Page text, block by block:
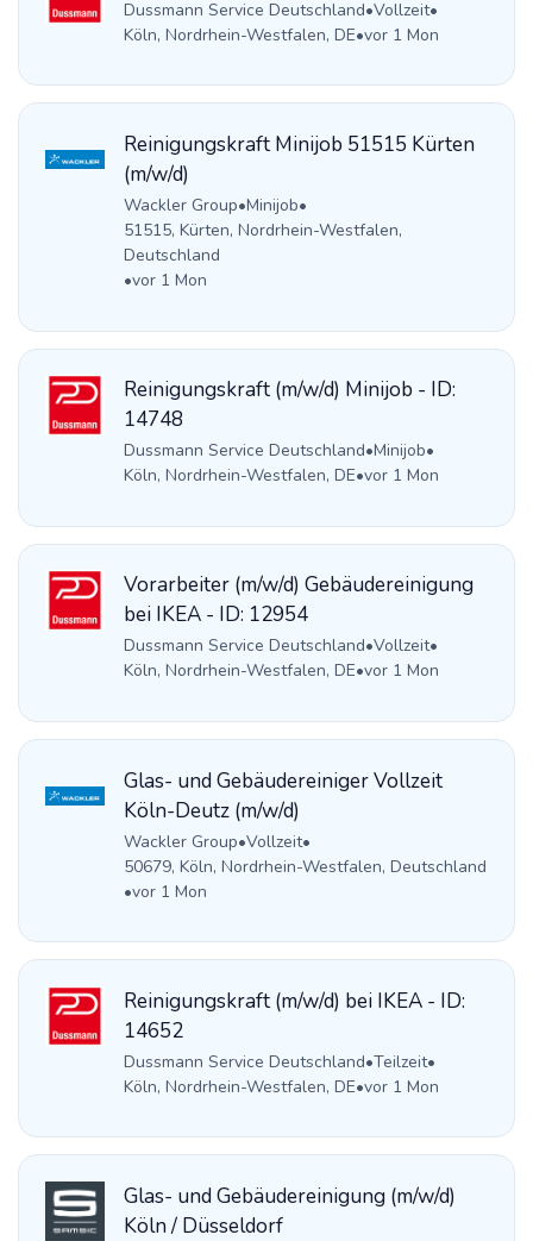
Dussmann Service Deutschland•Vollzeit•
Köln, Nordrhein-Westfalen, DE•vor 1 Mon
Reinigungskraft Minijob 51515 Kürten
(m/w/d)
Wackler Group•Minijob•
51515, Kürten, Nordrhein-Westfalen,
Deutschland
•vor 1 Mon
Reinigungskraft (m/w/d) Minijob - ID:
14748
Dussmann Service Deutschland•Minijob•
Köln, Nordrhein-Westfalen, DE•vor 1 Mon
Vorarbeiter (m/w/d) Gebäudereinigung
bei IKEA - ID: 12954
Dussmann Service Deutschland•Vollzeit•
Köln, Nordrhein-Westfalen, DE•vor 1 Mon
Glas- und Gebäudereiniger Vollzeit
Köln-Deutz (m/w/d)
Wackler Group•Vollzeit•
50679, Köln, Nordrhein-Westfalen, Deutschland
•vor 1 Mon
Reinigungskraft (m/w/d) bei IKEA - ID:
14652
Dussmann Service Deutschland•Teilzeit•
Köln, Nordrhein-Westfalen, DE•vor 1 Mon
Glas- und Gebäudereinigung (m/w/d)
Köln / Düsseldorf